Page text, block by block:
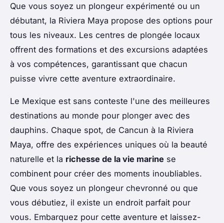
Que vous soyez un plongeur expérimenté ou un
débutant, la Riviera Maya propose des options pour
tous les niveaux. Les centres de plongée locaux
offrent des formations et des excursions adaptées
à vos compétences, garantissant que chacun
puisse vivre cette aventure extraordinaire.
Le Mexique est sans conteste l'une des meilleures
destinations au monde pour plonger avec des
dauphins. Chaque spot, de Cancun à la Riviera
Maya, offre des expériences uniques où la beauté
naturelle et la richesse de la vie marine se
combinent pour créer des moments inoubliables.
Que vous soyez un plongeur chevronné ou que
vous débutiez, il existe un endroit parfait pour
vous. Embarquez pour cette aventure et laissez-